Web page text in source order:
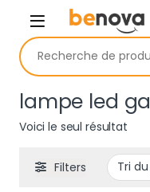
Skip to navigation
Skip to content
Recherche pour :
lampe led
Voici le seul résultat
Filters